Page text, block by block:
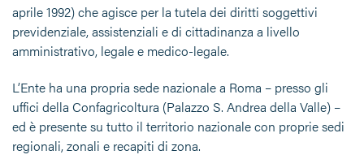
aprile 1992) che agisce per la tutela dei diritti soggettivi
previdenziale, assistenziali e di cittadinanza a livello
amministrativo, legale e medico-legale.
L’Ente ha una propria sede nazionale a Roma – presso gli
uffici della Confagricoltura (Palazzo S. Andrea della Valle) –
ed è presente su tutto il territorio nazionale con proprie sedi
regionali, zonali e recapiti di zona.